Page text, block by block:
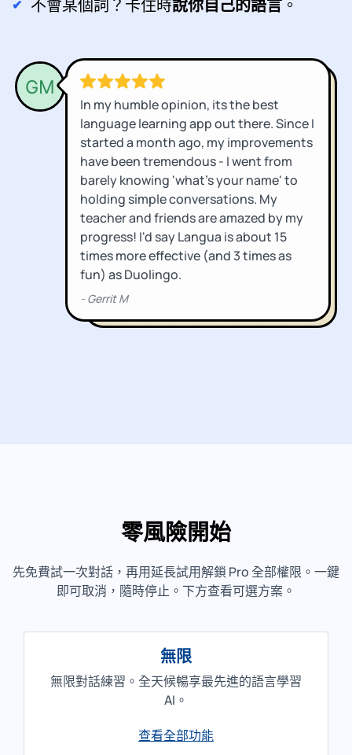
不會某個詞？卡住時說你自己的語言 。
零風險開始
先免費試一次對話，再用延長試用解鎖 Pro 全部權限。一鍵
即可取消，隨時停止。下方查看可選方案。
無限
無限對話練習。全天候暢享最先進的語言學習
AI。
查看全部功能